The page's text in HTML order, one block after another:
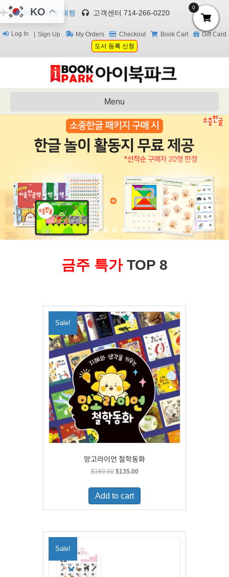
한국/미국 배송 대행 고객센터 714-266-0220
Log In Sign Up My Orders Checkout Book Cart
Gift Card
도서 등록 신청
Menu
금주 특가 TOP 8
Sale!
망고라이언 철학동화
$160.00 Original
was:
$160.00.
$135.00Current
is:
Add to cart
Sale!
KO 0